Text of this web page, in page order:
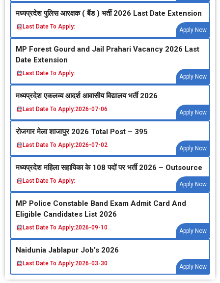
मध्‍यप्रदेश पुलिस आरक्षक ( बैंड ) भर्ती 2026 Last Date Extension
Last Date To Apply:
Apply Now
MP Forest Gourd and Jail Prahari Vacancy 2026 Last
Date Extension
Last Date To Apply:
Apply Now
मध्‍यप्रदेश एकलव्‍य आदर्श आवासीय विद्यालय भर्ती 2026
Last Date To Apply:2026-07-06
Apply Now
रोजगार मेला शाजापुर 2026 Total Post – 395
Last Date To Apply:2026-07-02
Apply Now
मध्‍यप्रदेश महिला सहायिका के 108 पदों पर भर्ती 2026 – Outsource
Last Date To Apply:
Apply Now
MP Police Constable Band Exam Admit Card And
Eligible Candidates List 2026
Last Date To Apply:2026-09-10
Apply Now
Naidunia Jablapur Job’s 2026
Last Date To Apply:2026-03-30
Apply Now